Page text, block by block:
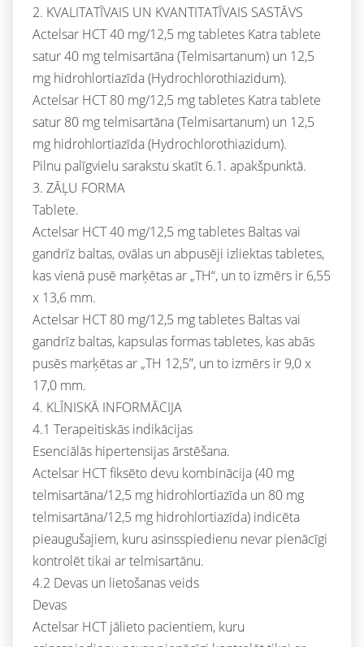
2. KVALITATĪVAIS UN KVANTITATĪVAIS SASTĀVS
Actelsar HCT 40 mg/12,5 mg tabletes Katra tablete
satur 40 mg telmisartāna (Telmisartanum) un 12,5
mg hidrohlortiazīda (Hydrochlorothiazidum).
Actelsar HCT 80 mg/12,5 mg tabletes Katra tablete
satur 80 mg telmisartāna (Telmisartanum) un 12,5
mg hidrohlortiazīda (Hydrochlorothiazidum).
Pilnu palīgvielu sarakstu skatīt 6.1. apakšpunktā.
3. ZĀĻU FORMA
Tablete.
Actelsar HCT 40 mg/12,5 mg tabletes Baltas vai
gandrīz baltas, ovālas un abpusēji izliektas tabletes,
kas vienā pusē marķētas ar „TH“, un to izmērs ir 6,55
x 13,6 mm.
Actelsar HCT 80 mg/12,5 mg tabletes Baltas vai
gandrīz baltas, kapsulas formas tabletes, kas abās
pusēs marķētas ar „TH 12,5”, un to izmērs ir 9,0 x
17,0 mm.
4. KLĪNISKĀ INFORMĀCIJA
4.1 Terapeitiskās indikācijas
Esenciālās hipertensijas ārstēšana.
Actelsar HCT fiksēto devu kombinācija (40 mg
telmisartāna/12,5 mg hidrohlortiazīda un 80 mg
telmisartāna/12,5 mg hidrohlortiazīda) indicēta
pieaugušajiem, kuru asinsspiedienu nevar pienācīgi
kontrolēt tikai ar telmisartānu.
4.2 Devas un lietošanas veids
Devas
Actelsar HCT jālieto pacientiem, kuru